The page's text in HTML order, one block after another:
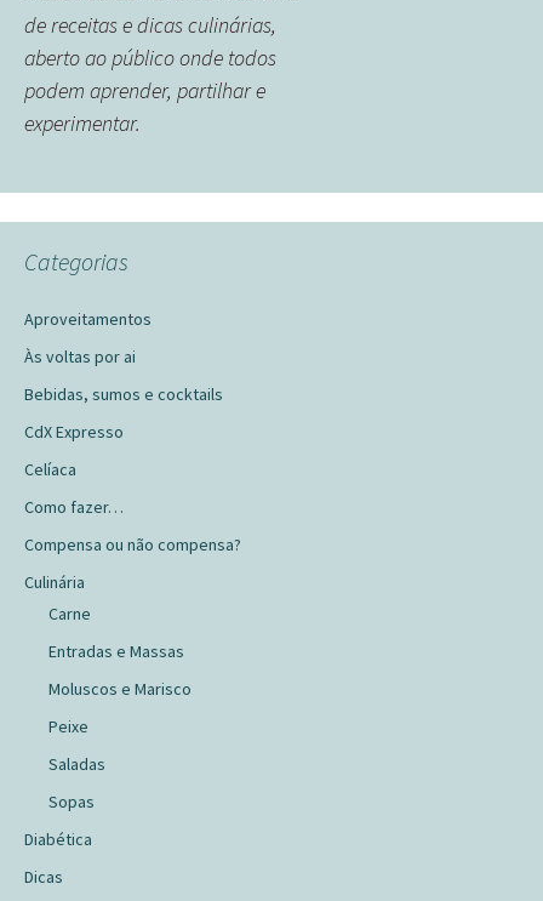
de receitas e dicas culinárias,
aberto ao público onde todos
podem aprender, partilhar e
experimentar.
Categorias
Aproveitamentos
Às voltas por ai
Bebidas, sumos e cocktails
CdX Expresso
Celíaca
Como fazer…
Compensa ou não compensa?
Culinária
Carne
Entradas e Massas
Moluscos e Marisco
Peixe
Saladas
Sopas
Diabética
Dicas